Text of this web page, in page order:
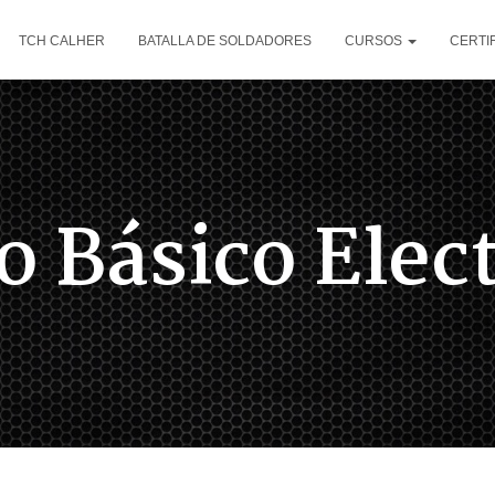
TCH CALHER BATALLA DE SOLDADORES CURSOS
Básico